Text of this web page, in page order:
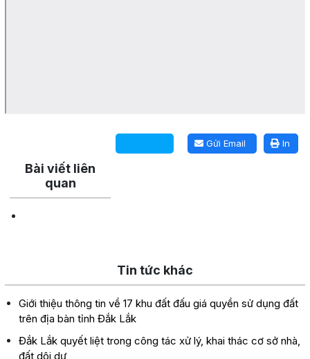
In
Gửi Email
Bài viết liên
quan
Tin tức khác
Giới thiệu thông tin về 17 khu đất đấu giá quyền sử dụng đất
trên địa bàn tỉnh Đắk Lắk
Đắk Lắk quyết liệt trong công tác xử lý, khai thác cơ sở nhà,
đất dôi dư